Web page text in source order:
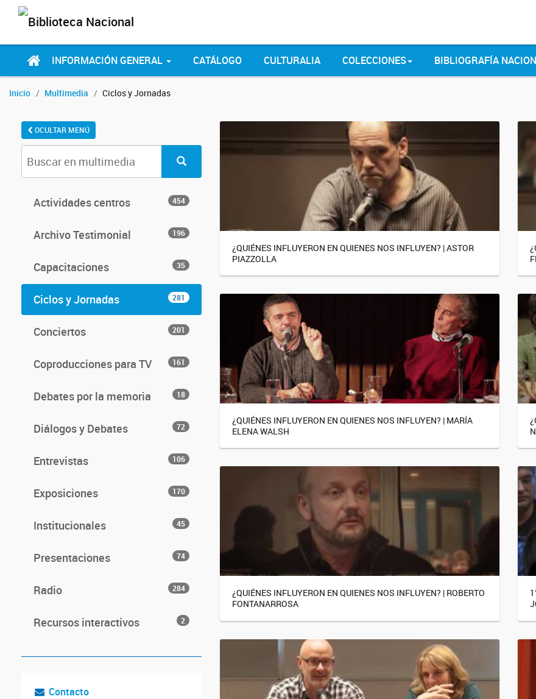
INFORMACIÓN GENERAL CATÁLOGO CULTURALIA COLECCIONES BIBLIOGRAFÍA
Inicio Multimedia Ciclos y Jornadas
OCULTAR MENÚ
Actividades centros 454
Archivo Testimonial 196
Capacitaciones 35
Ciclos y Jornadas 281
Conciertos 201
Coproducciones para TV 161
Debates por la memoria 18
Diálogos y Debates 72
Entrevistas 106
Exposiciones 170
Institucionales 45
Presentaciones 74
Radio 284
Recursos interactivos 2
Contacto
¿QUIÉNES INFLUYERON EN QUIENES NOS INFLUYEN? | ASTOR
PIAZZOLLA
¿QUIÉNES INFLUYERON EN QUIENES NOS INFLUYEN? | MARÍA
ELENA WALSH
¿QUIÉNES INFLUYERON EN QUIENES NOS INFLUYEN? | ROBERTO
FONTANARROSA